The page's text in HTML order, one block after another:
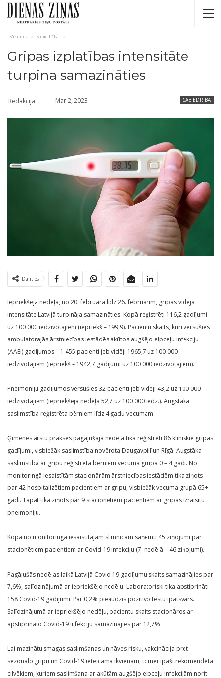
Sākums Sabiedrība
Gripas izplatības intensitāte
turpina samazināties
SABIEDRĪBA
Redakcija Mar 2, 2023
Dalīties
Iepriekšējā nedēļā, no 20. februāra līdz 26. februārim, gripas vidējā
intensitāte Latvijā turpināja samazināties. Kopā reģistrēti 116,2 gadījumi
uz 100 000 iedzīvotājiem (iepriekš – 199,9). Pacientu skaits, kuri vērsušies
ambulatorajās ārstniecības iestādēs akūtos augšējo elpceļu infekciju
(AAEI) gadījumos – 1 455 pacienti jeb vidēji 1965,7 uz 100 000
iedzīvotājiem (iepriekš – 1942,7 gadījumi uz 100 000 iedzīvotājiem).
Pneimoniju gadījumos vērsušies 32 pacienti jeb vidēji 43,2 uz 100 000
iedzīvotājiem (iepriekšējā nedēļā 52,7 uz 100 000 iedz.). Augstākā
saslimstība reģistrēta bērniem līdz 4 gadu vecumam.
Ģimenes ārstu praksēs pagājušajā nedēļā tika reģistrēti 86 klīniskie gripas
gadījumi, visbiežāk saslimstība novērota Daugavpilī un Rīgā. Augstāka
saslimstība ar gripu reģistrēta bērniem vecuma grupā 0 – 4 gadi. No
monitoringā iesaistītām stacionārām ārstniecības iestādēm tika ziņots
par 42 hospitalizētiem pacientiem ar gripu, visbiežāk vecuma grupā 65+
gadi. Tāpat tika ziņots par 9 stacionētiem pacientiem ar gripas izraisītu
pneimoniju.
Kopā no monitoringā iesaistītajām slimnīcām saņemti 45 ziņojumi par
stacionētiem pacientiem ar Covid-19 infekciju (7. nedēļā – 46 ziņojumi).
Pagājušās nedēļas laikā Latvijā Covid-19 gadījumu skaits samazinājies par
7,6%, salīdzinājumā ar iepriekšējo nedēļu. Laboratoriski tika apstiprināti
158 Covid-19 gadījumi. Par 0,2% pieaudzis pozitīvo testu īpatsvars.
Salīdzinājumā ar iepriekšējo nedēļu, pacientu skaits stacionāros ar
apstiprināto Covid-19 infekciju samazinājies par 12,7%.
Lai mazinātu smagas saslimšanas un nāves risku, vakcinācija pret
sezonālo gripu un Covid-19 ieteicama ikvienam, tomēr īpaši rekomendēta
cilvēkiem, kuriem saslimšana ar akūtām augšējo elpceļu infekcijām norit